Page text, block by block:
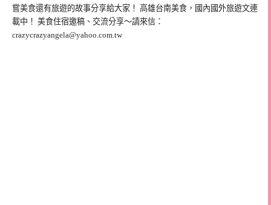
嘗美食還有旅遊的故事分享給大家！ 高雄台南美食，國內國外旅遊文連
載中！ 美食住宿邀稿、交流分享～請來信：
crazycrazyangela@yahoo.com.tw